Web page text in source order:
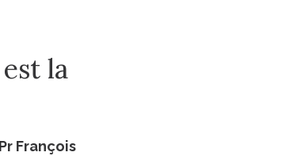
la
Pr François